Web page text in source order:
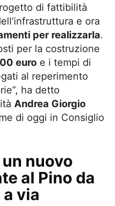
di fattibilità
e ora
per realizzarla.
per la costruzione
euro e i tempi di
al reperimento
ha detto
Andrea Giorgio
di oggi in Consiglio
nuovo
al Pino da
via